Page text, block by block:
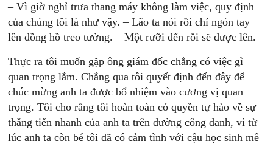
– Vì giờ nghỉ trưa thang máy không làm việc, quy định
của chúng tôi là như vậy. – Lão ta nói rồi chỉ ngón tay
lên đồng hồ treo tường. – Một rưỡi đến rồi sẽ được lên.
Thực ra tôi muốn gặp ông giám đốc chẳng có việc gì
quan trọng lắm. Chẳng qua tôi quyết định đến đây để
chúc mừng anh ta được bổ nhiệm vào cương vị quan
trọng. Tôi cho rằng tôi hoàn toàn có quyền tự hào về sự
thăng tiến nhanh của anh ta trên đường công danh, vì từ
lúc anh ta còn bé tôi đã có cảm tình với cậu học sinh mê